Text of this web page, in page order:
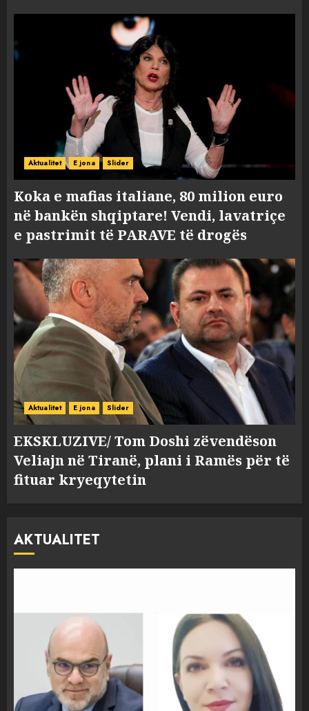
Aktualitet E jona Slider
Koka e mafias italiane, 80 milion euro
në bankën shqiptare! Vendi, lavatriçe
e pastrimit të PARAVE të drogës
Aktualitet E jona Slider
EKSKLUZIVE/ Tom Doshi zëvendëson
Veliajn në Tiranë, plani i Ramës për të
fituar kryeqytetin
AKTUALITET